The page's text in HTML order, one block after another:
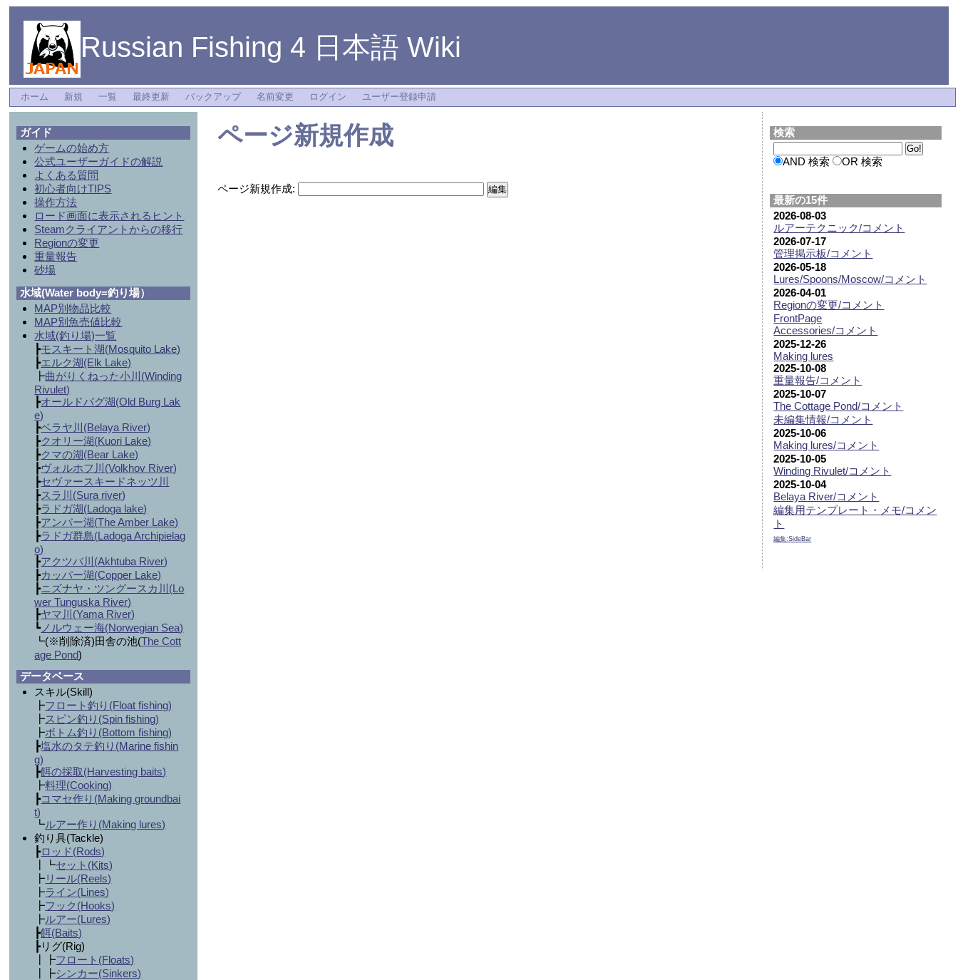
Russian Fishing 4 日本語 Wiki
ホーム 新規 一覧 最終更新 バックアップ 名前変更 ログイン ユーザー登録申請
ページ新規作成
ページ新規作成:
検索
AND 検索 OR 検索
最新の15件
2026-08-03
ルアーテクニック/コメント
2026-07-17
管理掲示板/コメント
2026-05-18
Lures/Spoons/Moscow/コメント
2026-04-01
Regionの変更/コメント
FrontPage
Accessories/コメント
2025-12-26
Making lures
2025-10-08
重量報告/コメント
2025-10-07
The Cottage Pond/コメント
未編集情報/コメント
2025-10-06
Making lures/コメント
2025-10-05
Winding Rivulet/コメント
2025-10-04
Belaya River/コメント
編集用テンプレート・メモ/コメン
ト
編集:SideBar
ガイド
ゲームの始め方
公式ユーザーガイドの解説
よくある質問
初心者向けTIPS
操作方法
ロード画面に表示されるヒント
Steamクライアントからの移行
Regionの変更
重量報告
砂場
水域(Water body=釣り場）
MAP別物品比較
MAP別魚売値比較
水域(釣り場)一覧
┣モスキート湖(Mosquito Lake)
┣エルク湖(Elk Lake)
┣曲がりくねった小川(Winding
Rivulet)
┣オールドバグ湖(Old Burg Lak
e)
┣ベラヤ川(Belaya River)
┣クオリー湖(Kuori Lake)
┣クマの湖(Bear Lake)
┣ヴォルホフ川(Volkhov River)
┣セヴァースキードネッツ川
┣スラ川(Sura river)
┣ラドガ湖(Ladoga lake)
┣アンバー湖(The Amber Lake)
┣ラドガ群島(Ladoga Archipielag
o)
┣アクツバ川(Akhtuba River)
┣カッパー湖(Copper Lake)
┣ニズナヤ・ツングースカ川(Lo
wer Tunguska River)
┣ヤマ川(Yama River)
┗ノルウェー海(Norwegian Sea)
┗(※削除済)田舎の池(The Cott
age Pond)
データベース
スキル(Skill)
┣フロート釣り(Float fishing)
┣スピン釣り(Spin fishing)
┣ボトム釣り(Bottom fishing)
┣塩水のタテ釣り(Marine fishin
g)
┣餌の採取(Harvesting baits)
┣料理(Cooking)
┣コマセ作り(Making groundbai
t)
┗ルアー作り(Making lures)
釣り具(Tackle)
┣ロッド(Rods)
┃┗セット(Kits)
┣リール(Reels)
┣ライン(Lines)
┣フック(Hooks)
┣ルアー(Lures)
┣餌(Baits)
┣リグ(Rig)
┃┣フロート(Floats)
┃┣シンカー(Sinkers)